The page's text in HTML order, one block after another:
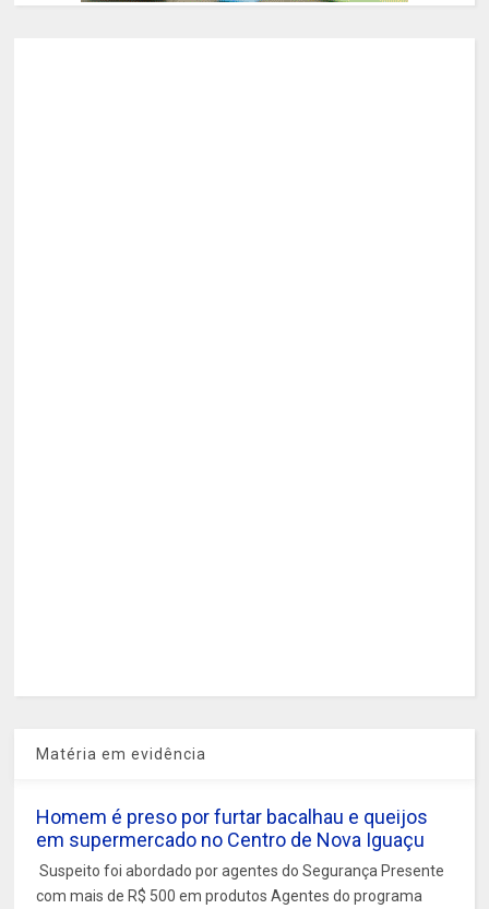
Matéria em evidência
Homem é preso por furtar bacalhau e queijos
em supermercado no Centro de Nova Iguaçu
Suspeito foi abordado por agentes do Segurança Presente
com mais de R$ 500 em produtos Agentes do programa